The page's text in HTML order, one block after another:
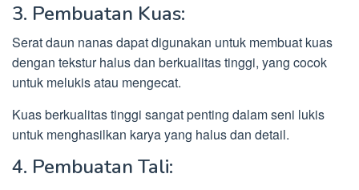
3. Pembuatan Kuas:
Serat daun nanas dapat digunakan untuk membuat kuas
dengan tekstur halus dan berkualitas tinggi, yang cocok
untuk melukis atau mengecat.
Kuas berkualitas tinggi sangat penting dalam seni lukis
untuk menghasilkan karya yang halus dan detail.
4. Pembuatan Tali: